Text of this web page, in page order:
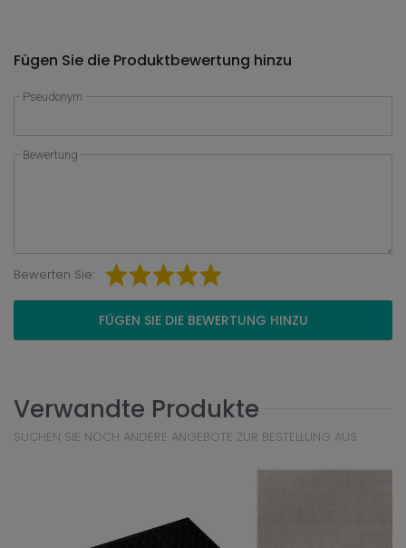
Fügen Sie die Produktbewertung hinzu
Pseudonym
Bewertung
Bewerten Sie:
FÜGEN SIE DIE BEWERTUNG HINZU
Verwandte Produkte
SUCHEN SIE NOCH ANDERE ANGEBOTE ZUR BESTELLUNG AUS